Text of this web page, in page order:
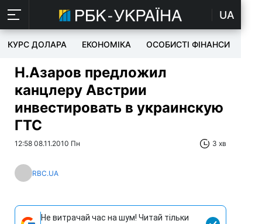
UA
КУРС ДОЛАРА ЕКОНОМІКА ОСОБИСТІ ФІНАНСИ
Н.Азаров предложил
канцлеру Австрии
инвестировать в украинскую
ГТС
12:58 08.11.2010 Пн 3 хв
RBC.UA
Не витрачай час на шум! Читай тільки